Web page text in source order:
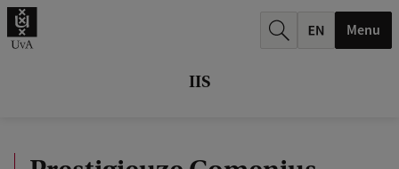
IIS
Menu